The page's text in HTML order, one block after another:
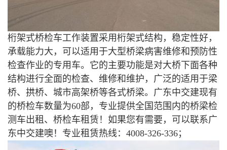
桁架式桥检车工作装置采用桁架式结构，稳定性好，
承载能力大，可以适用于大型桥梁病害维修和预防性
检查作业的专用车。它的主要功能是对大桥下面各种
结构进行全面的检查、维修和维护，广泛的适用于梁
桥、拱桥、城市高架桥等各式桥梁。广东中交建现有
的桥检车数量为60部，专业提供全国范围内的桥梁检
测车出租、桥检车租赁！如果您有需要，可以联系广
东中交建噢！专业租赁热线：4008-326-336；